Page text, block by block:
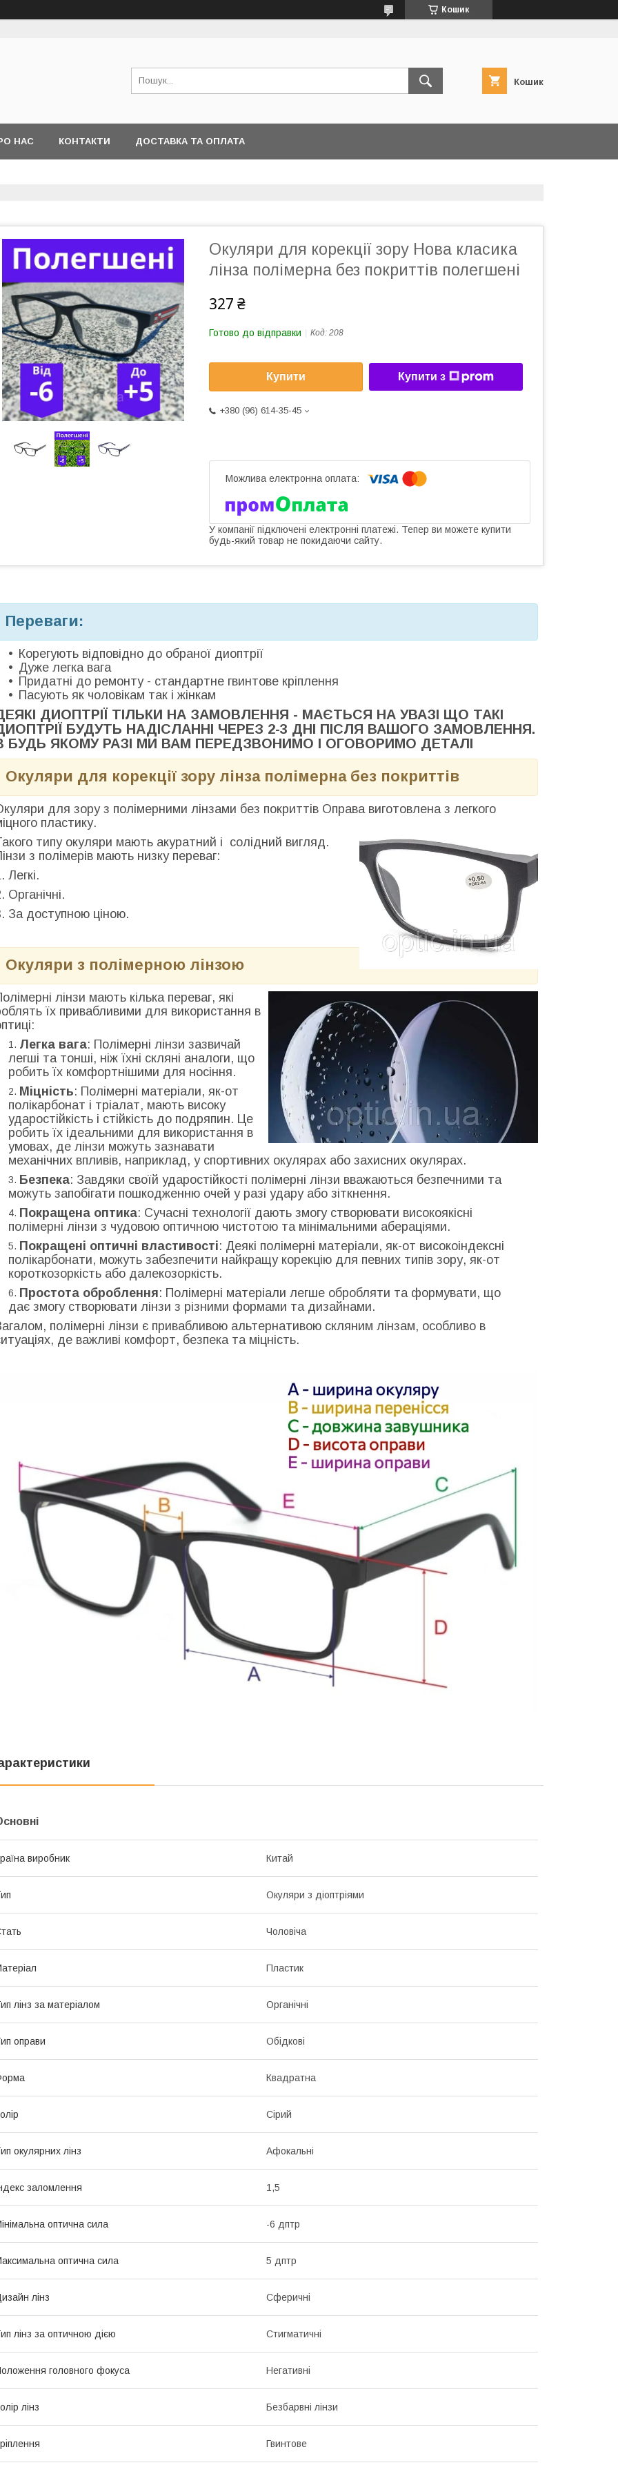
Кошик
Кошик
НАС КОНТАКТИ ДОСТАВКА ТА ОПЛАТА
Окуляри для корекції зору Нова класика
лінза полімерна без покриттів полегшені
327 ₴
Готово до відправки Код: 208
Купити Купити з
+380 (96) 614-35-45
У компанії підключені електронні платежі. Тепер ви можете купити
будь-який товар не покидаючи сайту.
Переваги:
Корегують відповідно до обраної диоптрії
Дуже легка вага
Придатні до ремонту - стандартне гвинтове кріплення
Пасують як чоловікам так і жінкам
КІ ДИОПТРІЇ ТІЛЬКИ НА ЗАМОВЛЕННЯ - МАЄТЬСЯ НА УВАЗІ ЩО ТАКІ
БУДУТЬ НАДІСЛАННІ ЧЕРЕЗ 2-3 ДНІ ПІСЛЯ ВАШОГО ЗАМОВЛЕННЯ.
БУДЬ ЯКОМУ РАЗІ МИ ВАМ ПЕРЕДЗВОНИМО І ОГОВОРИМО ДЕТАЛІ
Окуляри для корекції зору лінза полімерна без покриттів
для зору з полімерними лінзами без покриттів Оправа виготовлена з легкого
пластику.
типу окуляри мають акуратний і солідний вигляд.
з полімерів мають низку переваг:
Легкі.
Органічні.
За доступною ціною.
Окуляри з полімерною лінзою
лінзи мають кілька переваг, які
їх привабливими для використання в
Легка вага: Полімерні лінзи зазвичай
легші та тонші, ніж їхні скляні аналоги, що
робить їх комфортнішими для носіння.
Міцність: Полімерні матеріали, як-от
полікарбонат і тріалат, мають високу
ударостійкість і стійкість до подряпин. Це
робить їх ідеальними для використання в
умовах, де лінзи можуть зазнавати
механічних впливів, наприклад, у спортивних окулярах або захисних окулярах.
Безпека: Завдяки своїй ударостійкості полімерні лінзи вважаються безпечними та
можуть запобігати пошкодженню очей у разі удару або зіткнення.
Покращена оптика: Сучасні технології дають змогу створювати високоякісні
полімерні лінзи з чудовою оптичною чистотою та мінімальними абераціями.
Покращені оптичні властивості: Деякі полімерні матеріали, як-от високоіндексні
полікарбонати, можуть забезпечити найкращу корекцію для певних типів зору, як-от
короткозоркість або далекозоркість.
Простота оброблення: Полімерні матеріали легше обробляти та формувати, що
дає змогу створювати лінзи з різними формами та дизайнами.
полімерні лінзи є привабливою альтернативою скляним лінзам, особливо в
де важливі комфорт, безпека та міцність.
виробник Китай
Окуляри з діоптріями
Чоловіча
Пластик
лінз за матеріалом Органічні
оправи Обідкові
Квадратна
Сірий
окулярних лінз Афокальні
заломлення 1,5
оптична сила -6 дптр
оптична сила 5 дптр
лінз Сферичні
лінз за оптичною дією Стигматичні
головного фокуса Негативні
лінз Безбарвні лінзи
Гвинтове